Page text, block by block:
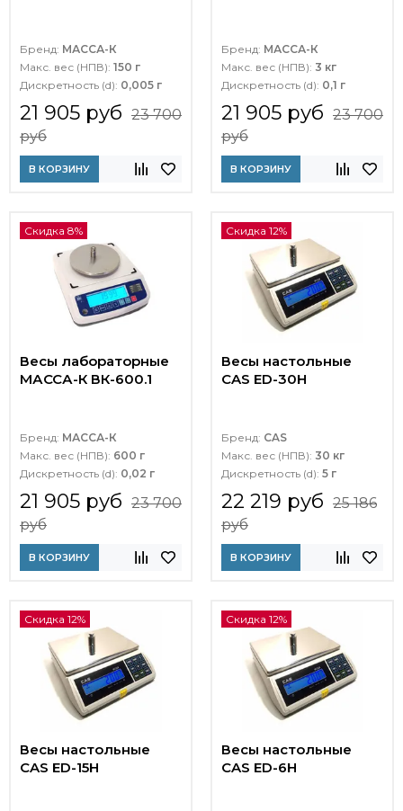
Бренд: МАССА-К
Макс. вес (НПВ): 150 г
Дискретность (d): 0,005 г
21 905 руб 23 700
руб
В КОРЗИНУ
Бренд: МАССА-К
Макс. вес (НПВ): 3 кг
Дискретность (d): 0,1 г
21 905 руб 23 700
руб
В КОРЗИНУ
Скидка 8%
Весы лабораторные
МАССА-К ВК-600.1
Бренд: МАССА-К
Макс. вес (НПВ): 600 г
Дискретность (d): 0,02 г
21 905 руб 23 700
руб
В КОРЗИНУ
Скидка 12%
Весы настольные
CAS ED-30H
Бренд: CAS
Макс. вес (НПВ): 30 кг
Дискретность (d): 5 г
22 219 руб 25 186
руб
В КОРЗИНУ
Скидка 12%
Весы настольные
CAS ED-15H
Скидка 12%
Весы настольные
CAS ED-6H